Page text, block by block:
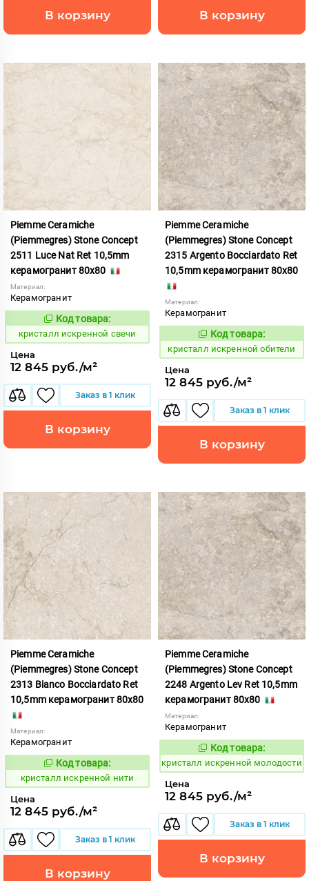
В корзину В корзину
Piemme Ceramiche
(Piemmegres) Stone Concept
2511 Luce Nat Ret 10,5mm
керамогранит 80x80
Материал:
Керамогранит
817084
Код товара:
кристалл искренной свечи
Цена
12 845 руб./м²
Заказ в 1 клик
В корзину
Piemme Ceramiche
(Piemmegres) Stone Concept
2315 Argento Bocciardato Ret
10,5mm керамогранит 80x80
Материал:
Керамогранит
817062
Код товара:
кристалл искренной обители
Цена
12 845 руб./м²
Заказ в 1 клик
В корзину
Piemme Ceramiche
(Piemmegres) Stone Concept
2313 Bianco Bocciardato Ret
10,5mm керамогранит 80x80
Материал:
Керамогранит
817060
Код товара:
кристалл искренной нити
Цена
12 845 руб./м²
Заказ в 1 клик
В корзину
Piemme Ceramiche
(Piemmegres) Stone Concept
2248 Argento Lev Ret 10,5mm
керамогранит 80x80
Материал:
Керамогранит
817054
Код товара:
кристалл искренной молодости
Цена
12 845 руб./м²
Заказ в 1 клик
В корзину